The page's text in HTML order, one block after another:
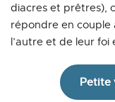
diacres et prêtres),
répondre en couple
l’autre et de leur foi
Petite